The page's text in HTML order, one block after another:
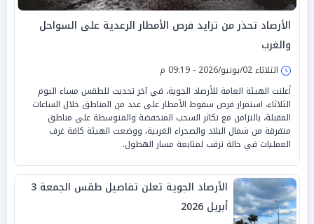
الأرصاد تحذر من تزايد فرص الأمطار الرعدية على السواحل
والغرب
الثلاثاء 02/يونيو/2026 - 09:19 م
أعلنت الهيئة العامة للأرصاد الجوية، في آخر تحديث للطقس مساء اليوم
الثلاثاء، استمرار فرص سقوط الأمطار على عدد من المناطق خلال الساعات
المقبلة، بالتزامن مع تكاثر السحب المنخفضة والمتوسطة على مناطق
متفرقة من شمال البلاد والصحراء الغربية، ووضعت الهيئة كافة غرف
العمليات في حالة ترقب لمتابعة مسار الهطول.
الأرصاد الجوية تعلن تفاصيل طقس الجمعة 3
أبريل 2026